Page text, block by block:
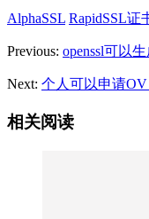
AlphaSSL RapidSSL证
Previous: openssl可以
Next: 个人可以申请OV
相关阅读